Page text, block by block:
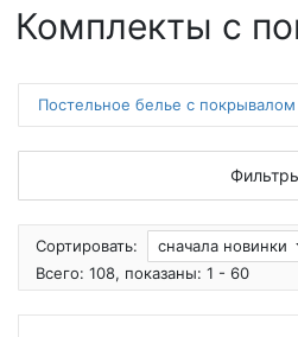
Комплекты с
Постельное белье с покрывалом
Сортировать:
сначала новинки
Всего: 108, показаны: 1 - 60